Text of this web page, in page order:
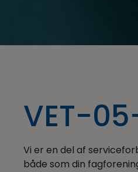
VET-
Vi er en del af
både som din